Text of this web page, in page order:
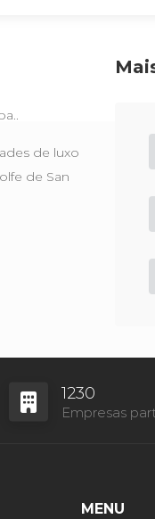
de luxo
de San
1230
Empresas
MENU